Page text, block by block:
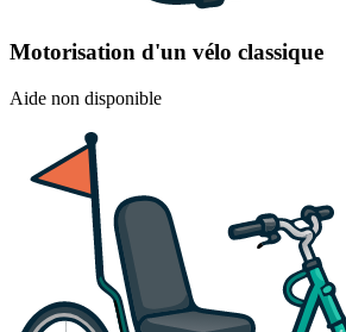
Motorisation d'un vélo classique
Aide non disponible